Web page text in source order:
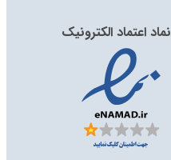
نماد اعتماد الکترونیک